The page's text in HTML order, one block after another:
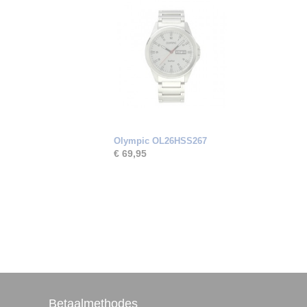
Olympic OL26HSS267
€ 69,95
Betaalmethodes